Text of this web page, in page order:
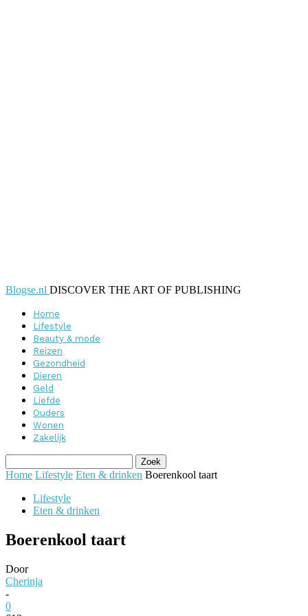
Blogse.nl DISCOVER THE ART OF PUBLISHING
Home
Lifestyle
Beauty & mode
Reizen
Gezondheid
Dieren
Geld
Liefde
Ouders
Wonen
Zakelijk
Home Lifestyle Eten & drinken Boerenkool taart
Lifestyle
Eten & drinken
Boerenkool taart
Door
Cherinja
-
0